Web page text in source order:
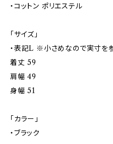
・コットン ポリエステル
「サイズ」
・表記L ※小さめなので実寸を
着丈 59
肩幅 49
身幅 51
「カラー」
・ブラック